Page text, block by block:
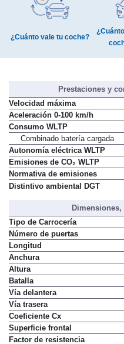
Prestaciones y
Velocidad máxima
Aceleración 0-100 km/h
Consumo WLTP
Combinado batería cargada
Autonomía eléctrica WLTP
Emisiones de CO₂ WLTP
Normativa de emisiones
Dimensiones,
Tipo de Carrocería
Número de puertas
Longitud
Anchura
Altura
Batalla
Vía delantera
Vía trasera
Coeficiente Cx
Superficie frontal